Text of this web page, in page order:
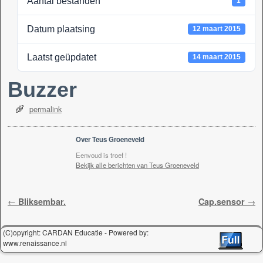
k
Datum plaatsing 12 maart 2015
Laatst geüpdatet 14 maart 2015
Buzzer
permalink
Over Teus Groeneveld
Eenvoud is troef !
Bekijk alle berichten van Teus Groeneveld
Berichtnavigatie
← Bliksembar. Cap.sensor →
(C)opyright: CARDAN Educatie - Powered by:
www.renaissance.nl